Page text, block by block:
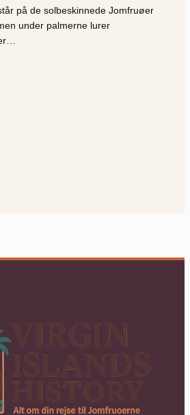
på de solbeskinnede Jomfruøer
under palmerne lurer